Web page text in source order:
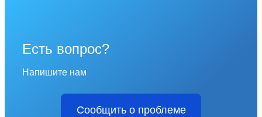
Есть вопрос?
Напишите нам
Сообщить о проблеме